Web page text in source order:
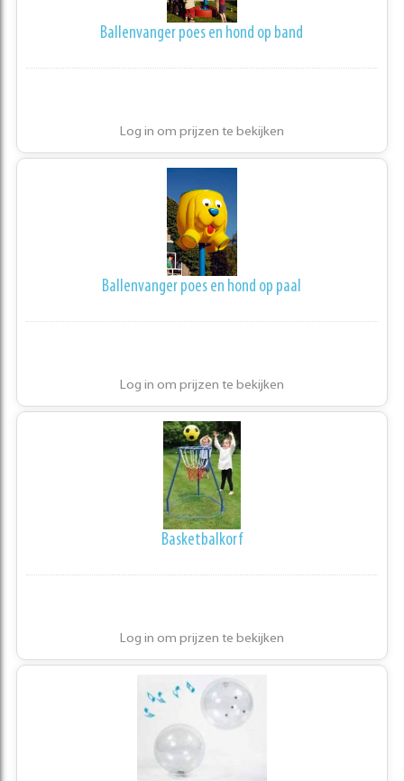
Ballenvanger poes en hond op band
Log in om prijzen te bekijken
Ballenvanger poes en hond op paal
Log in om prijzen te bekijken
Basketbalkorf
Log in om prijzen te bekijken